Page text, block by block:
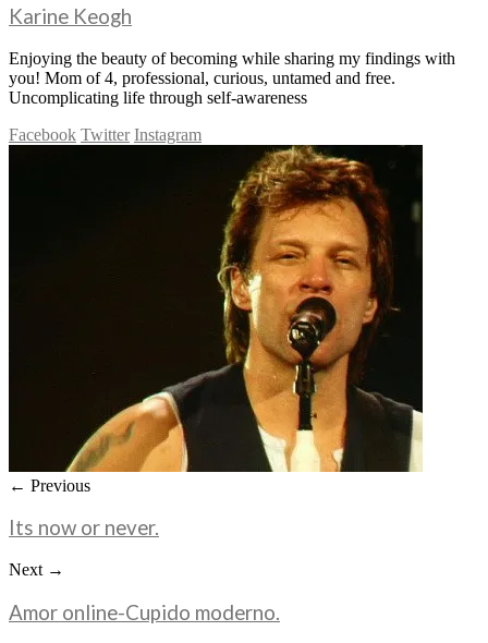
Karine Keogh
Enjoying the beauty of becoming while sharing my findings with
you! Mom of 4, professional, curious, untamed and free.
Uncomplicating life through self-awareness
Facebook Twitter Instagram
← Previous
Its now or never.
Next →
Amor online-Cupido moderno.